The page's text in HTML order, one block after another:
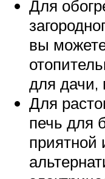
Для
вы
для дачи,
Для
печь для
приятной